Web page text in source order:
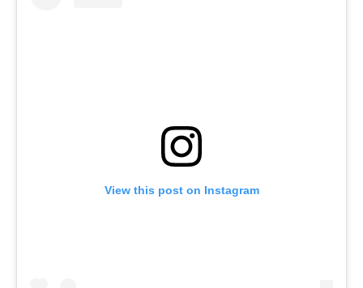
View this post on Instagram